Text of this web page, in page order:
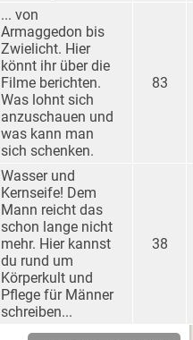
... von
Armaggedon bis
Zwielicht. Hier
könnt ihr über die
Filme berichten.
Was lohnt sich
anzuschauen und
was kann man
sich schenken.
83
Wasser und
Kernseife! Dem
Mann reicht das
schon lange nicht
mehr. Hier kannst
du rund um
Körperkult und
Pflege für Männer
schreiben...
38